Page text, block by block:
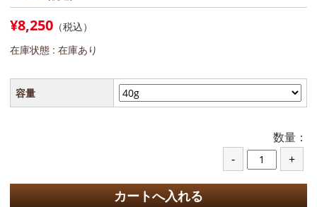
¥8,250 （税込）
在庫状態 : 在庫あり
容量
数量：